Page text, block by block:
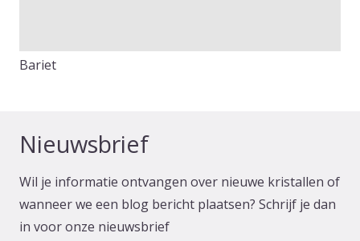
Bariet
Nieuwsbrief
Wil je informatie ontvangen over nieuwe kristallen of
wanneer we een blog bericht plaatsen? Schrijf je dan
in voor onze nieuwsbrief